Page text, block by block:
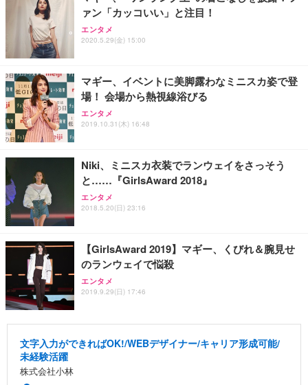
ァン「カッコいい」と注目！
エンタメ
2020.5.29(金) 15:00
マギー、イベントに美脚露わなミニスカ姿で登
場！ 会場から熱視線浴びる
エンタメ
2019.10.31(木) 16:48
Niki、ミニスカ衣装でランウェイをさっそう
と……『GirlsAward 2018』
エンタメ
2018.5.20(日) 23:16
【GirlsAward 2019】マギー、くびれ＆腕見せ
のランウェイで悩殺
エンタメ
2019.9.29(日) 17:46
文字入力ができればOK!/WEBデザイナー/キャリア形成可能/
未経験活躍
株式会社小林